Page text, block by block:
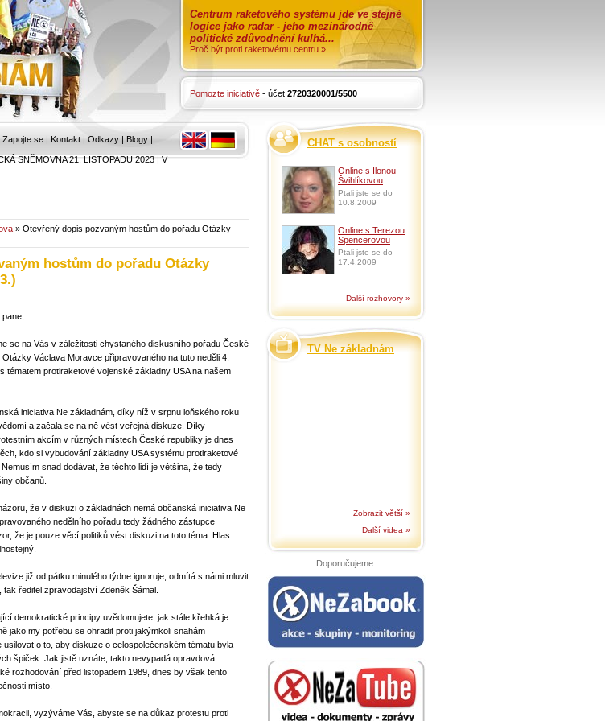
Centrum raketového systému jde ve stejné
logice jako radar - jeho mezinárodně
politické zdůvodnění kulhá...
Proč být proti raketovému centru »
Pomozte iniciativě - účet 2720320001/5500
Zapojte se | Kontakt | Odkazy | Blogy |
SNĚMOVNA 21. LISTOPADU 2023|V
» Otevřený dopis pozvaným hostům do pořadu Otázky
hostům do pořadu Otázky
se na Vás v záležitosti chystaného diskusního pořadu České
Otázky Václava Moravce připravovaného na tuto neděli 4.
tématem protiraketové vojenské základny USA na našem
iniciativa Ne základnám, díky níž v srpnu loňského roku
a začala se na ně vést veřejná diskuze. Díky
akcím v různých místech České republiky je dnes
kdo si vybudování základny USA systému protiraketové
snad dodávat, že těchto lidí je většina, že tedy
občanů.
že v diskuzi o základnách nemá občanská iniciativa Ne
nedělního pořadu tedy žádného zástupce
že je pouze věcí politiků vést diskuzi na toto téma. Hlas
již od pátku minulého týdne ignoruje, odmítá s námi mluvit
ředitel zpravodajství Zdeněk Šámal.
demokratické principy uvědomujete, jak stále křehká je
jako my potřebu se ohradit proti jakýmkoli snahám
o to, aby diskuze o celospolečenském tématu byla
špiček. Jak jistě uznáte, takto nevypadá opravdová
rozhodování před listopadem 1989, dnes by však tento
místo.
vyzýváme Vás, abyste se na důkaz protestu proti
CHAT s osobností
Online s Ilonou
Švihlíkovou
Ptali jste se do
10.8.2009
Online s Terezou
Spencerovou
Ptali jste se do
17.4.2009
Další rozhovory »
TV Ne základnám
Zobrazit větší »
Další videa »
Doporučujeme: